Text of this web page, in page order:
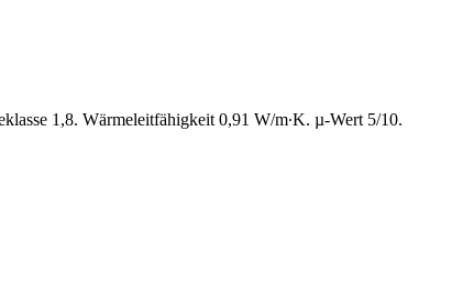
1,8. Wärmeleitfähigkeit 0,91 W/m∙K. µ-Wert 5/10.